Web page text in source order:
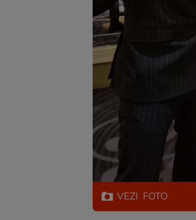
VEZI FOTO